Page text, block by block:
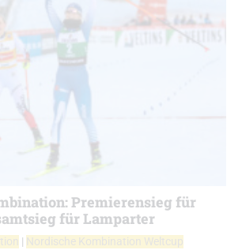
Premierensieg für
für Lamparter
|